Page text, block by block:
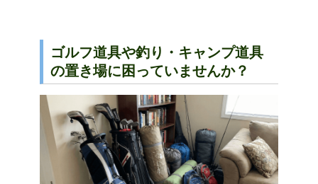
ゴルフ道具や釣り・キャンプ道具
の置き場に困っていませんか？